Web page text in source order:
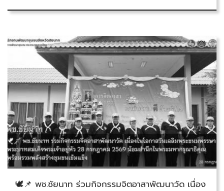
วันอังคารที่ 28 กรกฎาคม 2569
🕊️📌 พช.ชัยนาท ร่วมกิจกรรมจิตอาสาพัฒนาวัด เนื่อง